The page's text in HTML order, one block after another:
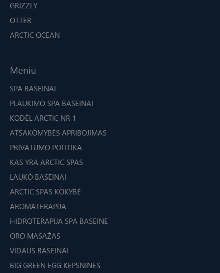
GRIZZLY
OTTER
ARCTIC OCEAN
Meniu
SPA BASEINAI
PLAUKIMO SPA BASEINAI
KODĖL ARCTIC NR 1
ATSAKOMYBĖS APRIBOJIMAS
PRIVATUMO POLITIKA
KAS YRA ARCTIC SPAS
LAUKO BASEINAI
ARCTIC SPAS KOKYBĖ
AROMATERAPIJA
HIDROTERAPIJA SPA BASEINE
ORO MASAŽAS
VIDAUS BASEINAI
BIG GREEN EGG KEPSNINĖS